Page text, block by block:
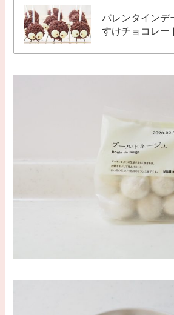
バレンタインデ
すけチョコレー